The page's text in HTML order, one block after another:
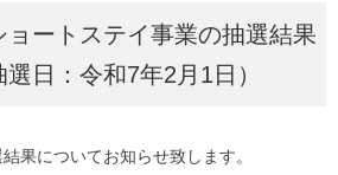
ョートステイ事業の抽選結果
日：令和7年2月1日）
果についてお知らせ致します。